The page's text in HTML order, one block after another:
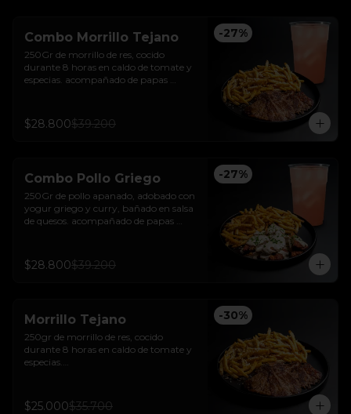
-27%
Combo Morrillo Tejano
250Gr de morrillo de res, cocido
durante 8 horas en caldo de tomate y
especias. acompañado de papas
$28.800$39.200
-27%
Combo Pollo Griego
250Gr de pollo apanado, adobado con
yogur griego y curry, bañado en salsa
de quesos. acompañado de papas
$28.800$39.200
-30%
Morrillo Tejano
250gr de morrillo de res, cocido
durante 8 horas en caldo de tomate y
especias.
$25.000$35.700